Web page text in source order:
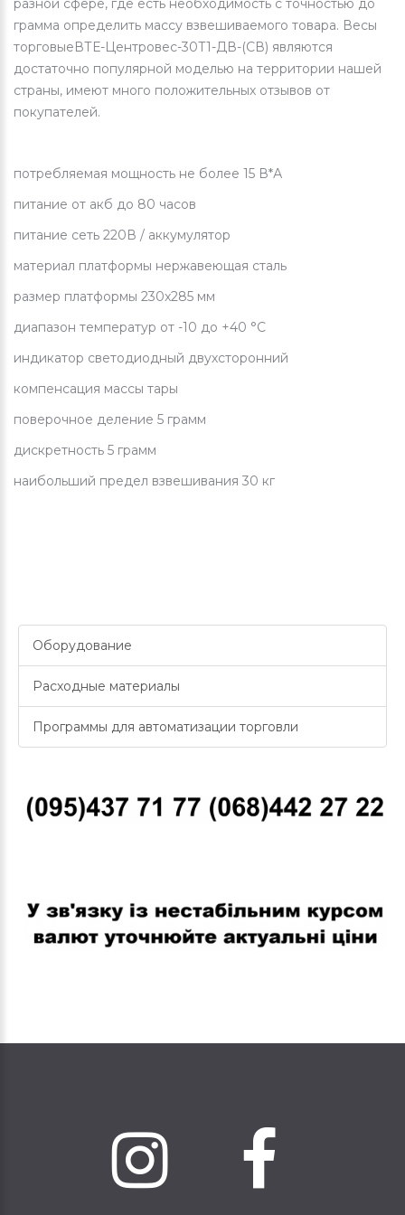
разной сфере, где есть необходимость с точностью до
грамма определить массу взвешиваемого товара. Весы
торговыеВТЕ-Центровес-30Т1-ДВ-(СВ) являются
достаточно популярной моделью на территории нашей
страны, имеют много положительных отзывов от
покупателей.
потребляемая мощность не более 15 В*А
питание от акб до 80 часов
питание сеть 220В / аккумулятор
материал платформы нержавеющая сталь
размер платформы 230x285 мм
диапазон температур от -10 до +40 °C
индикатор светодиодный двухсторонний
компенсация массы тары
поверочное деление 5 грамм
дискретность 5 грамм
наибольший предел взвешивания 30 кг
Оборудование
Расходные материалы
Программы для автоматизации торговли